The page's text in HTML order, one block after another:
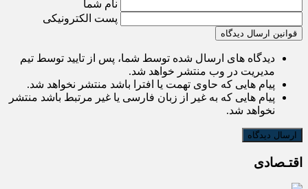
نام شما
پست الکترونیکی
قوانین ارسال دیدگاه
دیدگاه های ارسال شده توسط شما، پس از تایید توسط تیم
مدیریت در وب منتشر خواهد شد.
پیام هایی که حاوی تهمت یا افترا باشد منتشر نخواهد شد.
پیام هایی که به غیر از زبان فارسی یا غیر مرتبط باشد منتشر
نخواهد شد.
اقتـصادی